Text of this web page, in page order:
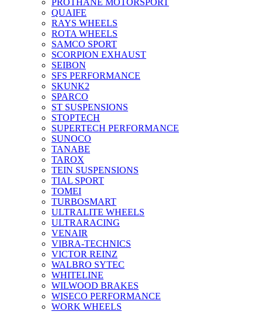
PROTHANE MOTORSPORT
QUAIFE
RAYS WHEELS
ROTA WHEELS
SAMCO SPORT
SCORPION EXHAUST
SEIBON
SFS PERFORMANCE
SKUNK2
SPARCO
ST SUSPENSIONS
STOPTECH
SUPERTECH PERFORMANCE
SUNOCO
TANABE
TAROX
TEIN SUSPENSIONS
TIAL SPORT
TOMEI
TURBOSMART
ULTRALITE WHEELS
ULTRARACING
VENAIR
VIBRA-TECHNICS
VICTOR REINZ
WALBRO SYTEC
WHITELINE
WILWOOD BRAKES
WISECO PERFORMANCE
WORK WHEELS